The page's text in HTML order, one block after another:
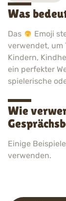
Was
Das
Emoji
verwendet, um
Kindern,
ein perfekter
spielerische
Wie
Einige
verwenden.